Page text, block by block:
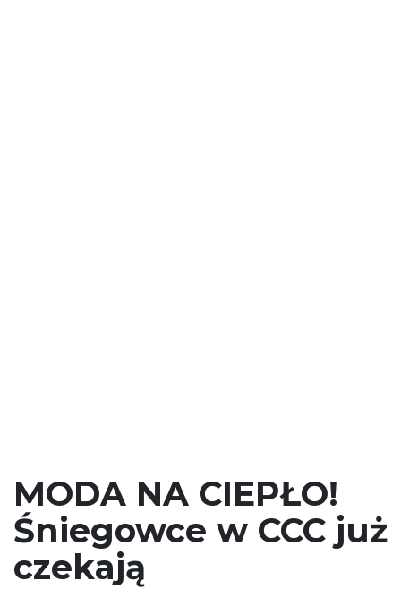
MODA NA CIEPŁO!
Śniegowce w CCC już
czekają